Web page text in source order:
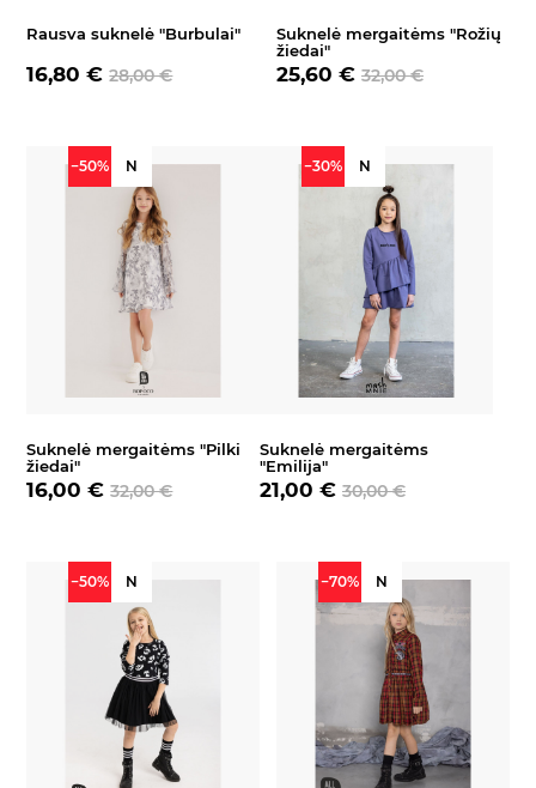
Rausva suknelė "Burbulai"
16,80 €28,00 €
Suknelė mergaitėms "Rožių
žiedai"
25,60 € 32,00 €
−50% N
Suknelė mergaitėms "Pilki
žiedai"
16,00 €32,00 €
−30% N
Suknelė mergaitėms
"Emilija"
21,00 € 30,00 €
−50% N −70% N